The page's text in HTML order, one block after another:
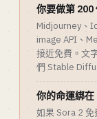
你要做第
Midjourney、
image API、
接近免費。文
們 Stable
你的命運綁
如果 Sora 2